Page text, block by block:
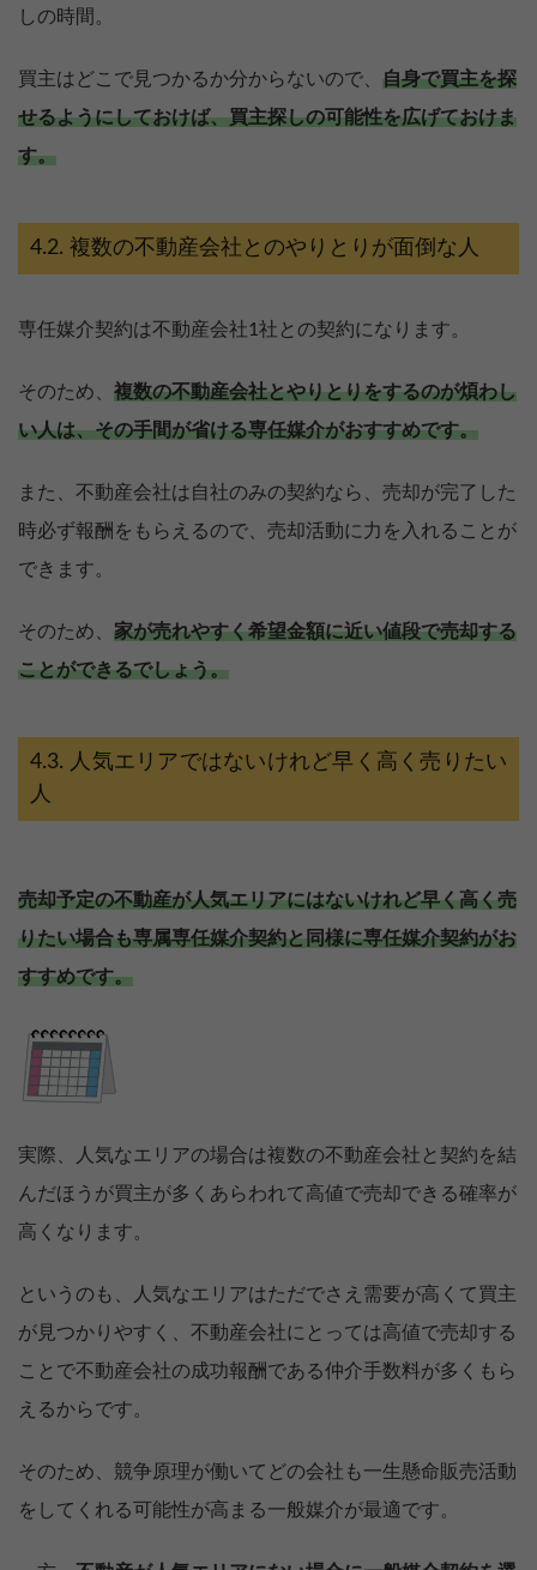
しの時間。
買主はどこで見つかるか分からないので、 自身で買主を探
せるようにしておけば、買主探しの可能性を広げておけま
す。
複数の不動産会社とのやりとりが面倒な人
専任媒介契約は不動産会社1社との契約になります。
そのため、 複数の不動産会社とやりとりをするのが煩わし
い人は、その手間が省ける専任媒介がおすすめです。
また、不動産会社は自社のみの契約なら、売却が完了した
時必ず報酬をもらえるので、売却活動に力を入れることが
できます。
そのため、 家が売れやすく希望金額に近い値段で売却する
ことができるでしょう。
人気エリアではないけれど早く高く売りたい
人
売却予定の不動産が人気エリアにはないけれど早く高く売
りたい場合も専属専任媒介契約と同様に専任媒介契約がお
すすめです。
実際、人気なエリアの場合は複数の不動産会社と契約を結
んだほうが買主が多くあらわれて高値で売却できる確率が
高くなります。
というのも、人気なエリアはただでさえ需要が高くて買主
が見つかりやすく、不動産会社にとっては高値で売却する
ことで不動産会社の成功報酬である仲介手数料が多くもら
えるからです。
そのため、競争原理が働いてどの会社も一生懸命販売活動
をしてくれる可能性が高まる一般媒介が最適です。
無料診断スタート